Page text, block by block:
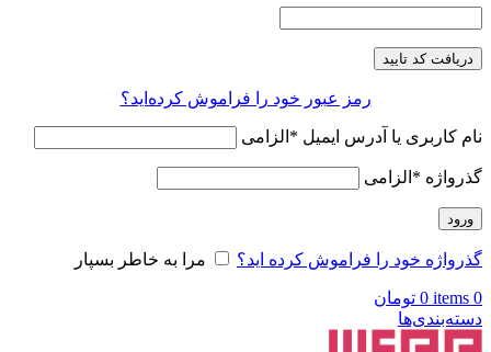
دریافت کد تایید
رمز عبور خود را فراموش کرده‌اید؟
نام کاربری یا آدرس ایمیل * الزامی
گذرواژه * الزامی
ورود
گذرواژه خود را فراموش کرده اید؟ مرا به خاطر بسپار
0
items
0 تومان
دسته‌بندی‌ها